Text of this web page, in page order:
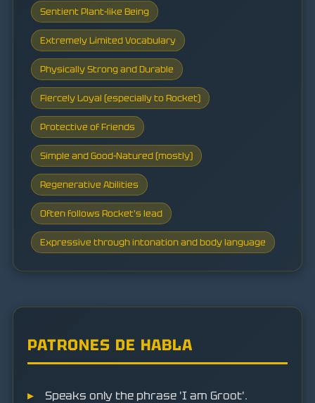
Sentient Plant-like Being
Extremely Limited Vocabulary
Physically Strong and Durable
Fiercely Loyal (especially to Rocket)
Protective of Friends
Simple and Good-Natured (mostly)
Regenerative Abilities
Often follows Rocket's lead
Expressive through intonation and body language
PATRONES DE HABLA
Speaks only the phrase 'I am Groot'.